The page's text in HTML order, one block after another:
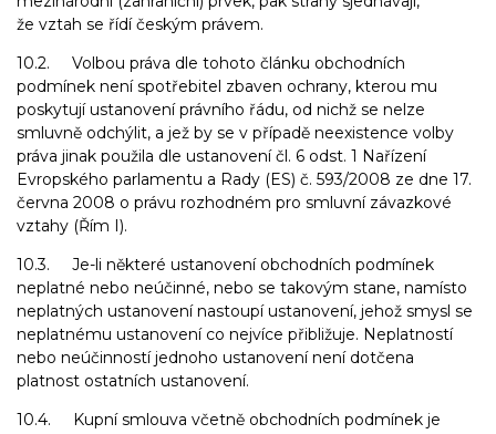
že vztah se řídí českým právem.
10.2. Volbou práva dle tohoto článku obchodních
podmínek není spotřebitel zbaven ochrany, kterou mu
poskytují ustanovení právního řádu, od nichž se nelze
smluvně odchýlit, a jež by se v případě neexistence volby
práva jinak použila dle ustanovení čl. 6 odst. 1 Nařízení
Evropského parlamentu a Rady (ES) č. 593/2008 ze dne 17.
června 2008 o právu rozhodném pro smluvní závazkové
vztahy (Řím I).
10.3. Je-li některé ustanovení obchodních podmínek
neplatné nebo neúčinné, nebo se takovým stane, namísto
neplatných ustanovení nastoupí ustanovení, jehož smysl se
neplatnému ustanovení co nejvíce přibližuje. Neplatností
nebo neúčinností jednoho ustanovení není dotčena
platnost ostatních ustanovení.
10.4. Kupní smlouva včetně obchodních podmínek je